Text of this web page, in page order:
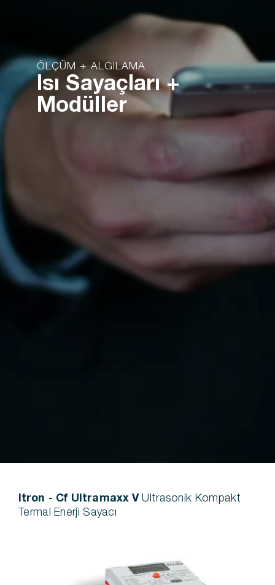
ÖLÇÜM + ALGILAMA
Isı Sayaçları +
Modüller
Itron - Cf Ultramaxx VUltrasonik Kompakt
Termal Enerji Sayacı